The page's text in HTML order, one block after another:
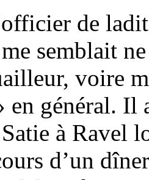
de
semblait
voire
en général. Il
à Ravel
d’un